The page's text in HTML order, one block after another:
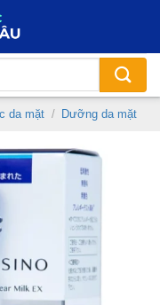
da mặt / Dưỡng da mặt